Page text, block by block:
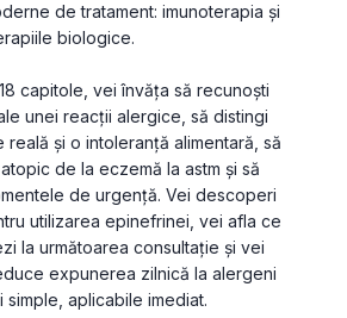
de tratament: imunoterapia și
biologice.
capitole, vei învăța să recunoști
unei reacții alergice, să distingi
și o intoleranță alimentară, să
de la eczemă la astm și să
de urgență. Vei descoperi
utilizarea epinefrinei, vei afla ce
la următoarea consultație și vei
expunerea zilnică la alergeni
simple, aplicabile imediat.